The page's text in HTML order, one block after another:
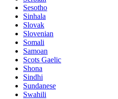
Sesotho
Sinhala
Slovak
Slovenian
Somali
Samoan
Scots Gaelic
Shona
Sindhi
Sundanese
Swahili